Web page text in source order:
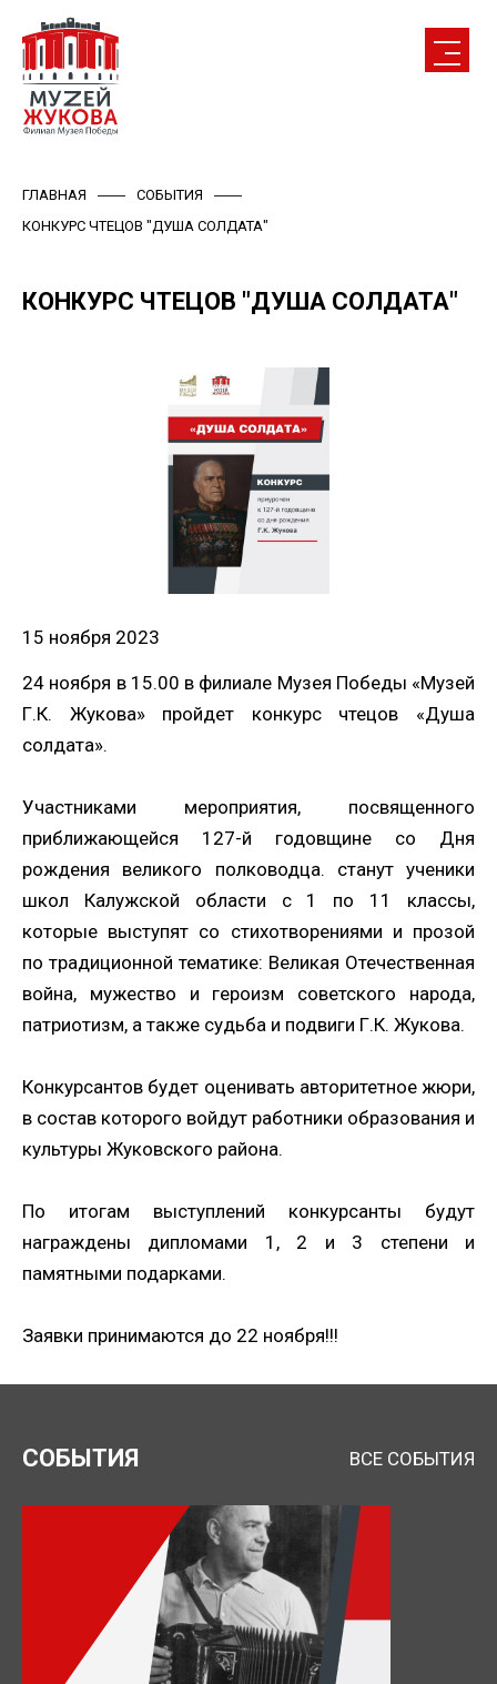
ГЛАВНАЯ
СОБЫТИЯ
КОНКУРС ЧТЕЦОВ "ДУША СОЛДАТА"
КОНКУРС ЧТЕЦОВ "ДУША СОЛДАТА"
15 ноября 2023
24 ноября в 15.00 в филиале Музея Победы «Музей
Г.К. Жукова» пройдет конкурс чтецов «Душа
солдата».
Участниками мероприятия, посвященного
приближающейся 127-й годовщине со Дня
рождения великого полководца. станут ученики
школ Калужской области с 1 по 11 классы,
которые выступят со стихотворениями и прозой
по традиционной тематике: Великая Отечественная
война, мужество и героизм советского народа,
патриотизм, а также судьба и подвиги Г.К. Жукова.
Конкурсантов будет оценивать авторитетное жюри,
в состав которого войдут работники образования и
культуры Жуковского района.
По итогам выступлений конкурсанты будут
награждены дипломами 1, 2 и 3 степени и
памятными подарками.
Заявки принимаются до 22 ноября!!!
СОБЫТИЯ ВСЕ СОБЫТИЯ
персональных данных.
ОТПРАВИТЬ ЗАЯВКУ